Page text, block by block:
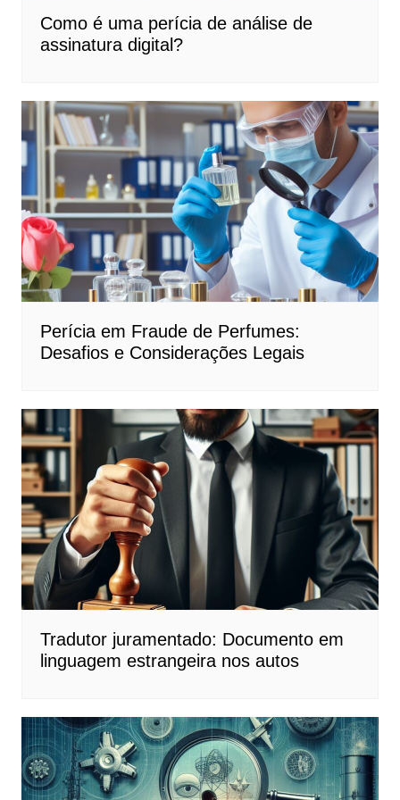
Como é uma perícia de análise de
assinatura digital?
Perícia em Fraude de Perfumes:
Desafios e Considerações Legais
Tradutor juramentado: Documento em
linguagem estrangeira nos autos